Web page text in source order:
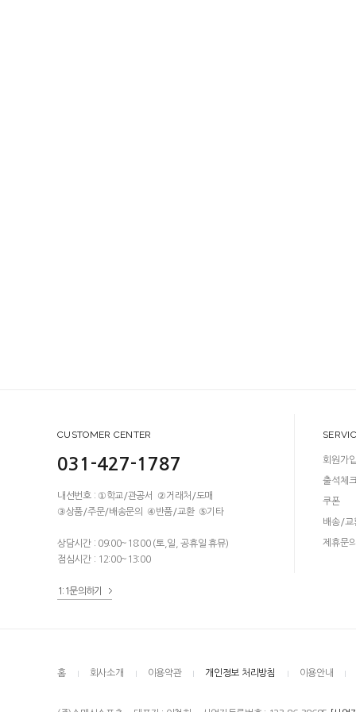
CUSTOMER CENTER
031-427-1787
내선번호 : ①학교/관공서 ②거래처/도매
③상품/주문/배송문의 ④반품/교환 ⑤기타
상담시간 : 09:00~18:00 (토,일, 공휴일 휴뮤)
점심시간 : 12:00~13:00
1:1문의하기
회원가입
출석체
쿠폰
배송/교
제휴문의
홈 회사소개 이용약관 개인정보 처리방침 이용안내